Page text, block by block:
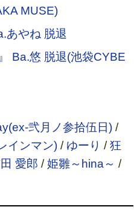
MUSE)
あやね 脱退
Ba.悠 脱退(池袋CYBE
弐月ノ参拾伍日)/
インマン)/ ゆーり /狂
愛郎 /姫雛～hina～ /